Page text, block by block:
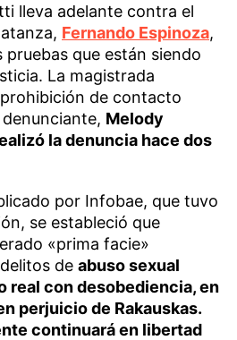
lleva adelante contra el
Fernando Espinoza,
que están siendo
La magistrada
de contacto
Melody
la denuncia hace dos
por Infobae, que tuvo
se estableció que
«prima facie»
de abuso sexual
real con desobediencia, en
perjuicio de Rakauskas.
continuará en libertad